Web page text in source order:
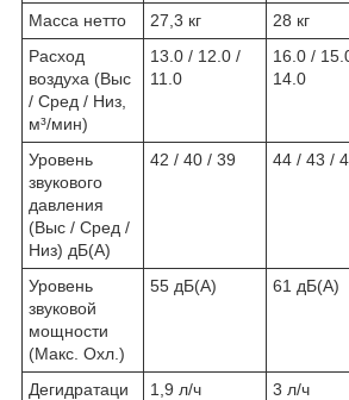
Масса нетто 27,3 кг 28 кг
Расход
воздуха (Выс
/ Сред / Низ,
м³/мин)
13.0 / 12.0 /
11.0
16.0 /
14.0
Уровень
звукового
давления
(Выс / Сред /
Низ) дБ(A)
42 / 40 / 39 44 / 43 /
Уровень
звуковой
мощности
(Макс. Охл.)
55 дБ(A) 61 дБ(A)
Дегидратаци
1,9 л/ч 3 л/ч